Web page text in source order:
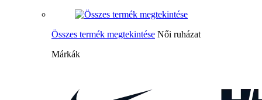
Összes termék megtekintése Női ruházat
Márkák